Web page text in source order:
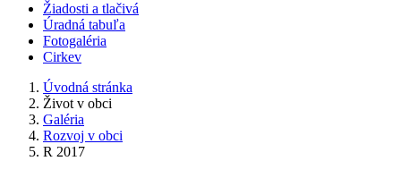
Žiadosti a tlačivá
Úradná tabuľa
Fotogaléria
Cirkev
Úvodná stránka
Život v obci
Galéria
Rozvoj v obci
R 2017